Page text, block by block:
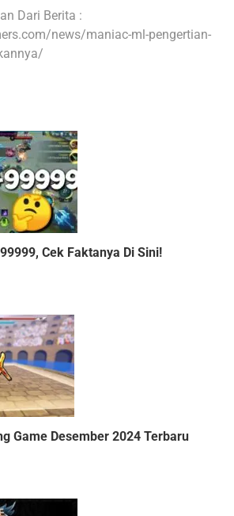
Dari Berita :
news/maniac-ml-pengertian-
Cek Faktanya Di Sini!
Game Desember 2024 Terbaru